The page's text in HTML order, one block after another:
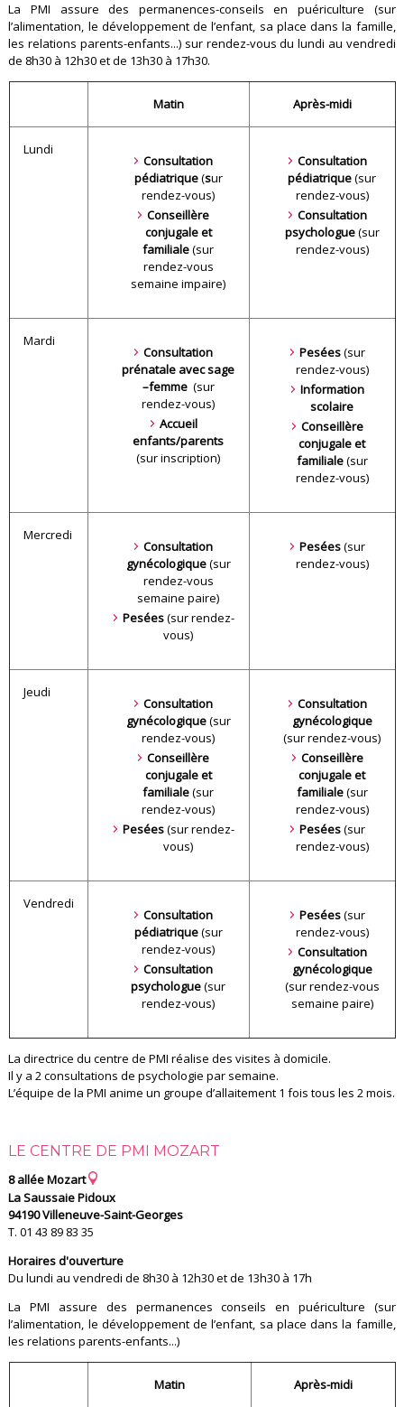
La PMI assure des permanences-conseils en puériculture (sur
l’alimentation, le développement de l’enfant, sa place dans la famille,
les relations parents-enfants...) sur rendez-vous du lundi au vendredi
de 8h30 à 12h30 et de 13h30 à 17h30.
Matin Après-midi
Lundi
Consultation
pédiatrique(sur
rendez-vous)
Conseillère
conjugale et
familiale(sur
rendez-vous
semaine impaire)
Consultation
pédiatrique(sur
rendez-vous)
Consultation
psychologue(sur
rendez-vous)
Mardi
Consultation
prénatale avec sage
–femme (sur
rendez-vous)
Accueil
enfants/parents
(sur inscription)
Pesées(sur
rendez-vous)
Information
scolaire
Conseillère
conjugale et
familiale(sur
rendez-vous)
Mercredi
Consultation
gynécologique(sur
rendez-vous
semaine paire)
Pesées(sur rendez-
vous)
Pesées(sur
rendez-vous)
Jeudi
Consultation
gynécologique(sur
rendez-vous)
Conseillère
conjugale et
familiale(sur
rendez-vous)
Pesées(sur rendez-
vous)
Consultation
gynécologique
(sur rendez-vous)
Conseillère
conjugale et
familiale(sur
rendez-vous)
Pesées(sur
rendez-vous)
Vendredi
Consultation
pédiatrique(sur
rendez-vous)
Consultation
psychologue(sur
rendez-vous)
Pesées(sur
rendez-vous)
Consultation
gynécologique
(sur rendez-vous
semaine paire)
La directrice du centre de PMI réalise des visites à domicile.
Il y a 2 consultations de psychologie par semaine.
L’équipe de la PMI anime un groupe d’allaitement 1 fois tous les 2 mois.
LE CENTRE DE PMI MOZART
8 allée Mozart
La Saussaie Pidoux
94190 Villeneuve-Saint-Georges
T. 01 43 89 83 35
Horaires d'ouverture
Du lundi au vendredi de 8h30 à 12h30 et de 13h30 à 17h
La PMI assure des permanences conseils en puériculture (sur
l’alimentation, le développement de l’enfant, sa place dans la famille,
les relations parents-enfants...)
Matin Après-midi